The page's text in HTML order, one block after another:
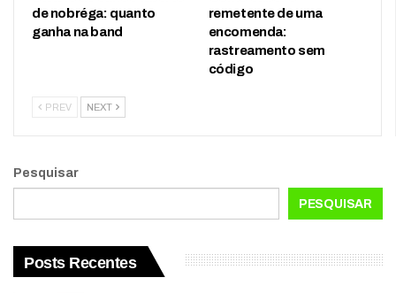
de nobréga: quanto
ganha na band
remetente de uma
encomenda:
rastreamento sem
código
PREV NEXT
Pesquisar
PESQUISAR
Posts Recentes